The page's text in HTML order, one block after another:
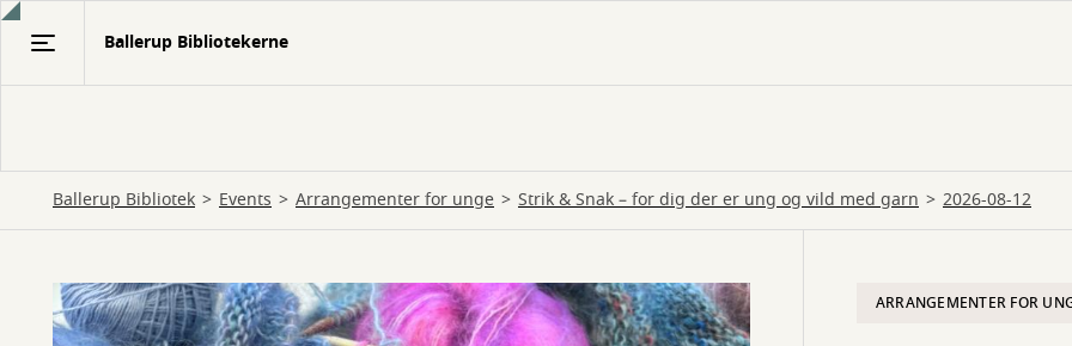
Gå
Ballerup Bibliotekerne
Ballerup Bibliotek Events Arrangementer for unge Strik & Snak – for dig der er ung og vild med garn 2026-08-12
ARRANGEMENTER FOR